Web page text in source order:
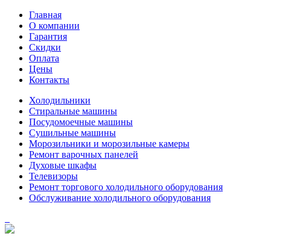
Главная
О компании
Гарантия
Скидки
Оплата
Цены
Контакты
Холодильники
Стиральные машины
Посудомоечные машины
Сушильные машины
Морозильники и морозильные камеры
Ремонт варочных панелей
Духовые шкафы
Телевизоры
Ремонт торгового холодильного оборудования
Обслуживание холодильного оборудования